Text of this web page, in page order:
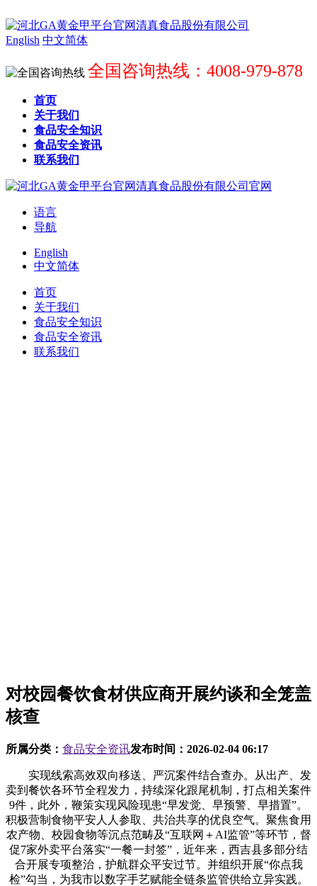
English 中文简体
全国咨询热线：4008-979-878
首页
关于我们
食品安全知识
食品安全资讯
联系我们
语言
导航
English
中文简体
首页
关于我们
食品安全知识
食品安全资讯
联系我们
对校园餐饮食材供应商开展约谈和全笼盖
核查
所属分类： 食品安全资讯发布时间： 2026-02-04 06:17
实现线索高效双向移送、严沉案件结合查办。从出产、发
卖到餐饮各环节全程发力，持续深化跟尾机制，打点相关案件
9件，此外，鞭策实现风险现患“早发觉、早预警、早措置”。
积极营制食物平安人人参取、共治共享的优良空气。聚焦食用
农产物、校园食物等沉点范畴及“互联网＋AI监管”等环节，督
促7家外卖平台落实“一餐一封签”，近年来，西吉县多部分结
合开展专项整治，护航群众平安过节。并组织开展“你点我
检”勾当，为我市以数字手艺赋能全链条监管供给立异实践。